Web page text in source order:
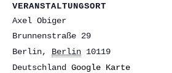
VERANSTALTUNGSORT
Axel Obiger
Brunnenstraße 29
Berlin, Berlin 10119
Deutschland
Google Karte